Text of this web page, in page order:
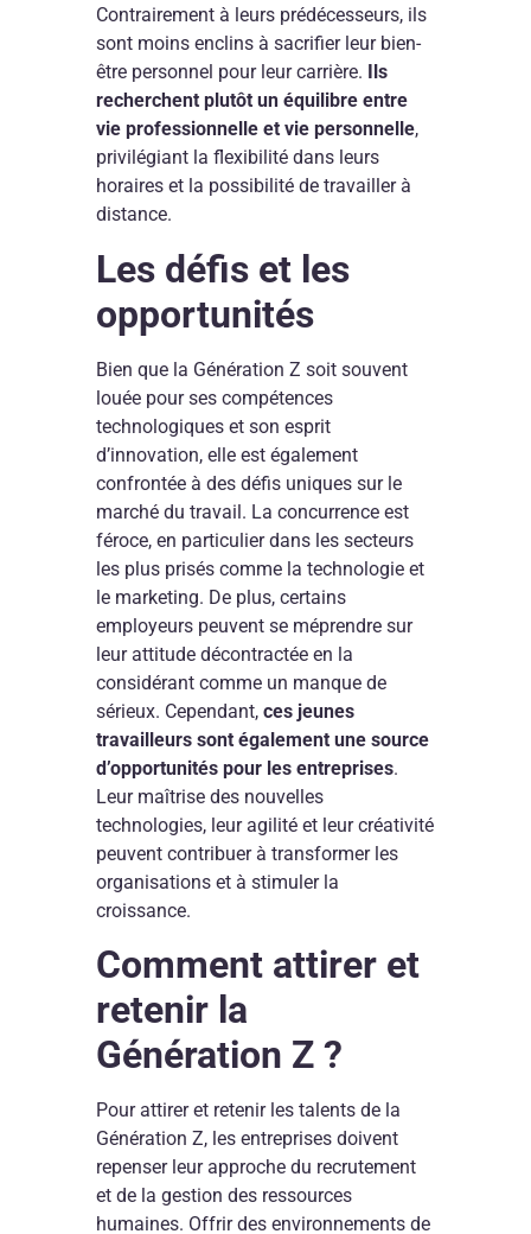
Contrairement à leurs prédécesseurs, ils
sont moins enclins à sacrifier leur bien-
être personnel pour leur carrière.
Ils
recherchent plutôt un équilibre entre
vie professionnelle et vie personnelle,
privilégiant la flexibilité dans leurs
horaires et la possibilité de travailler à
distance.
Les défis et les
opportunités
Bien que la Génération Z soit souvent
louée pour ses compétences
technologiques et son esprit
d’innovation, elle est également
confrontée à des défis uniques sur le
marché du travail. La concurrence est
féroce, en particulier dans les secteurs
les plus prisés comme la technologie et
le marketing. De plus, certains
employeurs peuvent se méprendre sur
leur attitude décontractée en la
considérant comme un manque de
sérieux. Cependant,ces jeunes
travailleurs sont également une source
d’opportunités pour les entreprises.
Leur maîtrise des nouvelles
technologies, leur agilité et leur créativité
peuvent contribuer à transformer les
organisations et à stimuler la
croissance.
Comment attirer et
retenir la
Génération Z ?
Pour attirer et retenir les talents de la
Génération Z, les entreprises doivent
repenser leur approche du recrutement
et de la gestion des ressources
humaines. Offrir des environnements de